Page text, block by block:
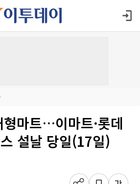
마트…이마트·롯데
설날 당일(17일)